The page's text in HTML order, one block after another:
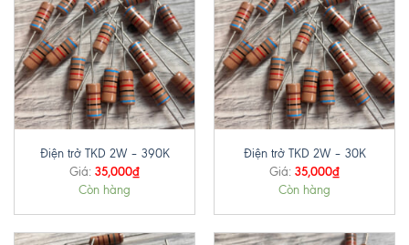
Điện trở TKD 2W – 390K
Giá: 35,000₫
Còn hàng
Điện trở TKD 2W – 30K
Giá: 35,000₫
Còn hàng